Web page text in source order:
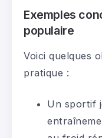
Exemples
populaire
Voici quelques
pratique :
Un sportif